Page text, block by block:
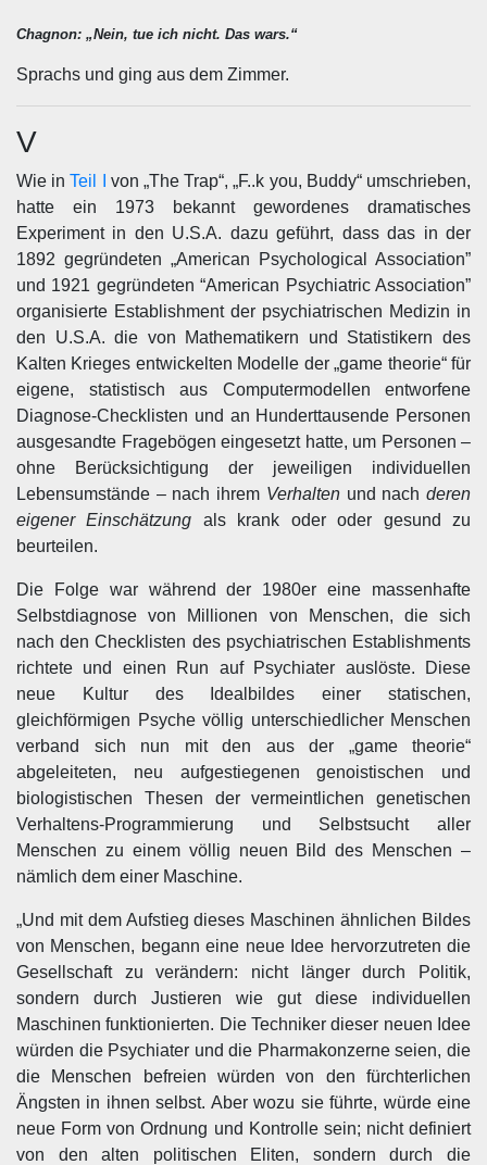
Chagnon: „Nein, tue ich nicht. Das wars.“
Sprachs und ging aus dem Zimmer.
V
Wie in Teil I
von „The Trap“, „F..k you, Buddy“ umschrieben,
hatte ein 1973 bekannt gewordenes dramatisches
Experiment in den U.S.A. dazu geführt, dass das in der
1892 gegründeten „American Psychological Association”
und 1921 gegründeten “American Psychiatric Association”
organisierte Establishment der psychiatrischen Medizin in
den U.S.A. die von Mathematikern und Statistikern des
Kalten Krieges entwickelten Modelle der „game theorie“ für
eigene, statistisch aus Computermodellen entworfene
Diagnose-Checklisten und an Hunderttausende Personen
ausgesandte Fragebögen eingesetzt hatte, um Personen –
ohne Berücksichtigung der jeweiligen individuellen
Lebensumstände – nach ihrem Verhaltenund nachderen
eigener Einschätzung als krank oder oder gesund zu
beurteilen.
Die Folge war während der 1980er eine massenhafte
Selbstdiagnose von Millionen von Menschen, die sich
nach den Checklisten des psychiatrischen Establishments
richtete und einen Run auf Psychiater auslöste. Diese
neue Kultur des Idealbildes einer statischen,
gleichförmigen Psyche völlig unterschiedlicher Menschen
verband sich nun mit den aus der „game theorie“
abgeleiteten, neu aufgestiegenen genoistischen und
biologistischen Thesen der vermeintlichen genetischen
Verhaltens-Programmierung und Selbstsucht aller
Menschen zu einem völlig neuen Bild des Menschen –
nämlich dem einer Maschine.
„Und mit dem Aufstieg dieses Maschinen ähnlichen Bildes
von Menschen, begann eine neue Idee hervorzutreten die
Gesellschaft zu verändern: nicht länger durch Politik,
sondern durch Justieren wie gut diese individuellen
Maschinen funktionierten. Die Techniker dieser neuen Idee
würden die Psychiater und die Pharmakonzerne seien, die
die Menschen befreien würden von den fürchterlichen
Ängsten in ihnen selbst. Aber wozu sie führte, würde eine
neue Form von Ordnung und Kontrolle sein; nicht definiert
von den alten politischen Eliten, sondern durch die